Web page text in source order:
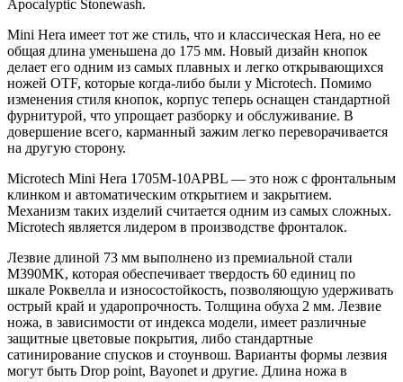
Apocalyptic Stonewash.
Mini Hera имеет тот же стиль, что и классическая Hera, но ее
общая длина уменьшена до 175 мм. Новый дизайн кнопок
делает его одним из самых плавных и легко открывающихся
ножей OTF, которые когда-либо были у Microtech. Помимо
изменения стиля кнопок, корпус теперь оснащен стандартной
фурнитурой, что упрощает разборку и обслуживание. В
довершение всего, карманный зажим легко переворачивается
на другую сторону.
Microtech Mini Hera 1705M-10APBL — это нож с фронтальным
клинком и автоматическим открытием и закрытием.
Механизм таких изделий считается одним из самых сложных.
Microtech является лидером в производстве фронталок.
Лезвие длиной 73 мм выполнено из премиальной стали
M390MK, которая обеспечивает твердость 60 единиц по
шкале Роквелла и износостойкость, позволяющую удерживать
острый край и ударопрочность. Толщина обуха 2 мм. Лезвие
ножа, в зависимости от индекса модели, имеет различные
защитные цветовые покрытия, либо стандартные
сатинирование спусков и стоунвош. Варианты формы лезвия
могут быть Drop point, Bayonet и другие. Длина ножа в